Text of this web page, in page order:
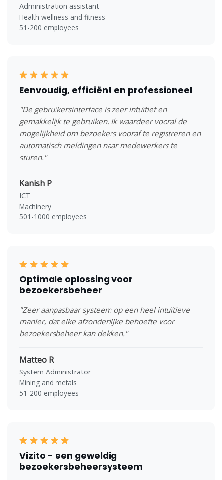
Administration assistant
Health wellness and fitness
51-200 employees
Eenvoudig, efficiënt en professioneel
"De gebruikersinterface is zeer intuïtief en
gemakkelijk te gebruiken. Ik waardeer vooral de
mogelijkheid om bezoekers vooraf te registreren en
automatisch meldingen naar medewerkers te
sturen."
Kanish P
ICT
Machinery
501-1000 employees
Optimale oplossing voor
bezoekersbeheer
"Zeer aanpasbaar systeem op een heel intuïtieve
manier, dat elke afzonderlijke behoefte voor
bezoekersbeheer kan dekken."
Matteo R
System Administrator
Mining and metals
51-200 employees
Vizito - een geweldig
bezoekersbeheersysteem